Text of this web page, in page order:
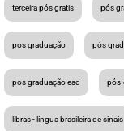
terceira pós gratis pós
pos graduação pós
pos graduação ead pós-
libras - língua brasileira de sinais